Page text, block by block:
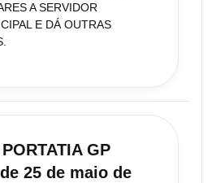
A SERVIDOR
E DÁ OUTRAS
GP
25 de maio de